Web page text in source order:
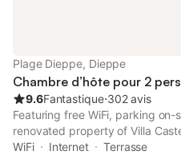
Plage Dieppe, Dieppe
Chambre d’hôte pour 2
9.6Fantastique⋅302 avis
Featuring free WiFi, parking
renovated property of Villa
accommodation in Dieppe, 800
WiFi Internet
Terrasse